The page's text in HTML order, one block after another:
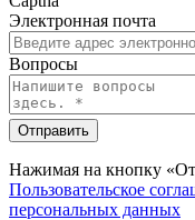
Электронная почта
Вопросы
Отправить
Нажимая на кнопку
Пользовательское
персональных данных